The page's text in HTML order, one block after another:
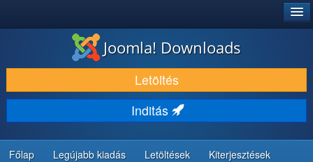
LETÖLTÉS ÉS KITERJESZTÉS
FEDEZZE FEL ÉS TANULJA MEG
KÖZÖSSÉG ÉS TÁMOGATÁS
FEJLESZTŐI ERŐFORRÁSOK
Joomla! Downloads
Letöltés
Inditás
Főlap Legújabb kiadás Letöltések Kiterjesztések